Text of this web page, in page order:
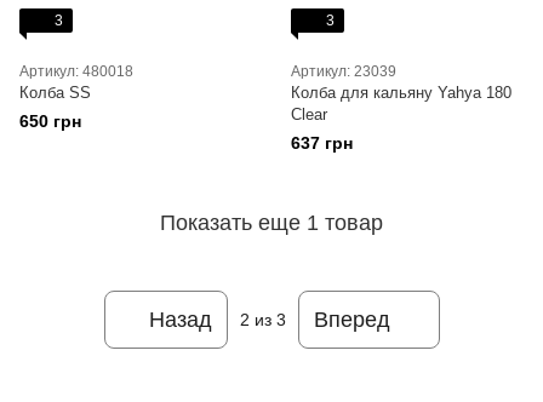
3
Артикул: 480018
Колба SS
650 грн
3
Артикул: 23039
Колба для кальяну Yahya 180
Clear
637 грн
Показать еще 1 товар
Назад 2 из 3 Вперед